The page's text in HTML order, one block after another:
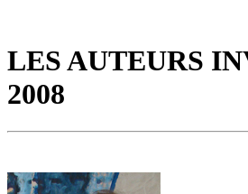
LES AUTEURS
2008